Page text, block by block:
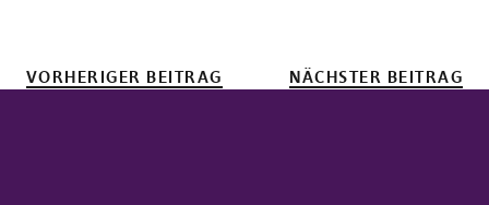
VORHERIGER BEITRAG NÄCHSTER BEITRAG